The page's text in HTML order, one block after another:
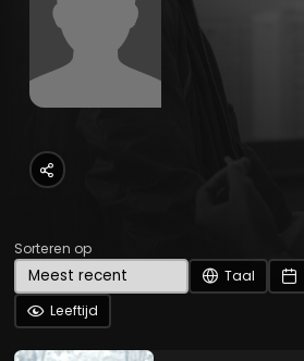
Sorteren op
Taal
Leeftijd